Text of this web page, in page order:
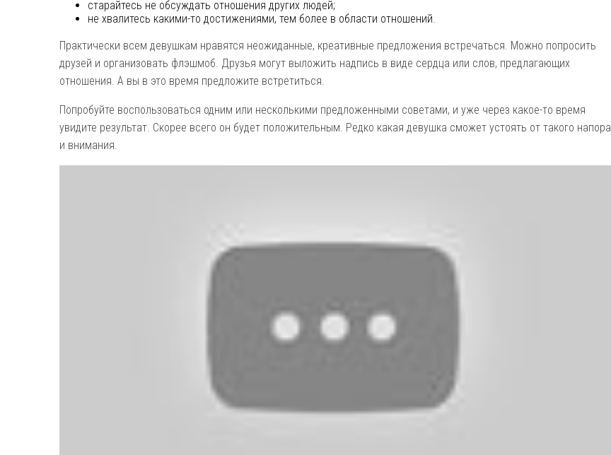
старайтесь не обсуждать отношения других людей;
не хвалитесь какими-то достижениями, тем более в области отношений.
Практически всем девушкам нравятся неожиданные, креативные предложения встречаться. Можно попросить
друзей и организовать флэшмоб. Друзья могут выложить надпись в виде сердца или слов, предлагающих
отношения. А вы в это время предложите встретиться.
Попробуйте воспользоваться одним или несколькими предложенными советами, и уже через какое-то время
увидите результат. Скорее всего он будет положительным. Редко какая девушка сможет устоять от такого напора
и внимания.